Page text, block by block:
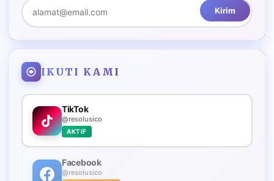
Kirim
IKUTI KAMI
TikTok
@resolusico
AKTIF
Facebook
@resolusico